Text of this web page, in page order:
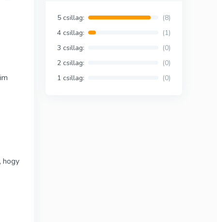
Silagra
Suhagra
Tadacip
hogy
5 csillag:
(8)
4 csillag:
(1)
3 csillag:
(0)
2 csillag:
(0)
1 csillag:
(0)